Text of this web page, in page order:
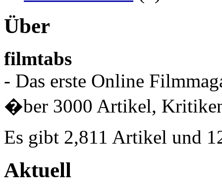
Über
filmtabs
- Das erste Online
�ber 3000 Artikel,
Es gibt 2,811 Artikel und
Aktuell